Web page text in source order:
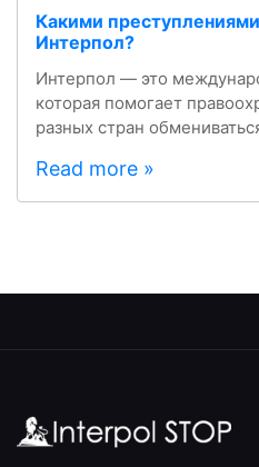
Какими
Интерпол?
Интерпол — это
которая помогает
разных стран
Read more »